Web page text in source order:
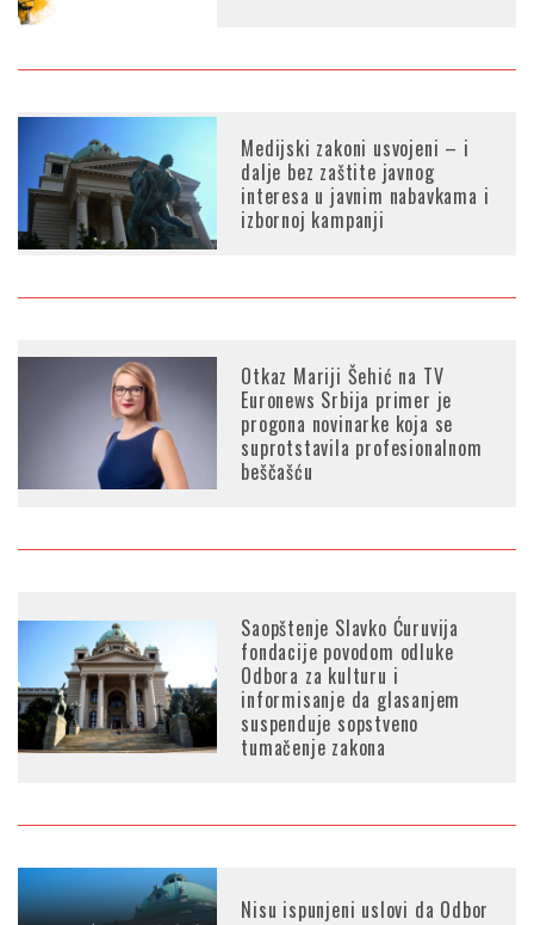
Medijski zakoni usvojeni – i
dalje bez zaštite javnog
interesa u javnim nabavkama i
izbornoj kampanji
Otkaz Mariji Šehić na TV
Euronews Srbija primer je
progona novinarke koja se
suprotstavila profesionalnom
beščašću
Saopštenje Slavko Ćuruvija
fondacije povodom odluke
Odbora za kulturu i
informisanje da glasanjem
suspenduje sopstveno
tumačenje zakona
Nisu ispunjeni uslovi da Odbor